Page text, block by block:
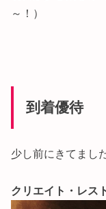
～！）
到着優待
少し前にきてまし
クリエイト・レス